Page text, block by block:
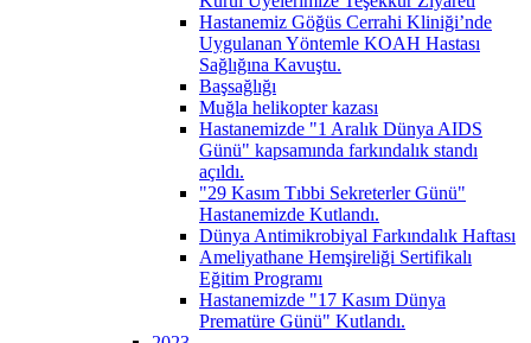
Hastanemiz Göğüs Cerrahi Kliniği’nde
Uygulanan Yöntemle KOAH Hastası
Sağlığına Kavuştu.
Başsağlığı
Muğla helikopter kazası
Hastanemizde "1 Aralık Dünya AIDS
Günü" kapsamında farkındalık standı
açıldı.
"29 Kasım Tıbbi Sekreterler Günü"
Hastanemizde Kutlandı.
Dünya Antimikrobiyal Farkındalık Haftası
Ameliyathane Hemşireliği Sertifikalı
Eğitim Programı
Hastanemizde "17 Kasım Dünya
Prematüre Günü" Kutlandı.